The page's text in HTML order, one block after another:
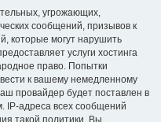
угрожающих,
сообщений, призывов к
которые могут нарушить
услуги хостинга
право. Попытки
к вашему немедленному
провайдер будет поставлен в
IP-адреса всех сообщений
такой политики. Вы